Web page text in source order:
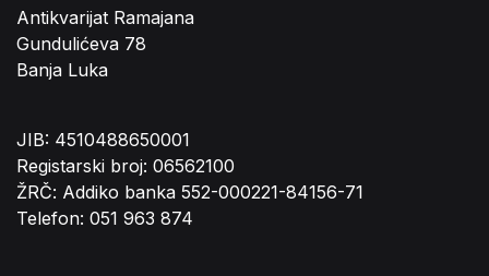
Antikvarijat Ramajana
Gundulićeva 78
Banja Luka
JIB: 4510488650001
Registarski broj: 06562100
ŽRČ: Addiko banka 552-000221-84156-71
Telefon: 051 963 874